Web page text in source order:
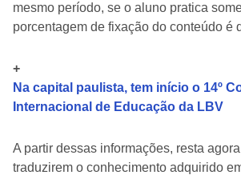
mesmo período, se o aluno pratica
porcentagem de fixação do conteúdo é
+
Na capital paulista, tem início o 14º
Internacional de Educação da LBV
A partir dessas informações, resta
traduzirem o conhecimento adquirido